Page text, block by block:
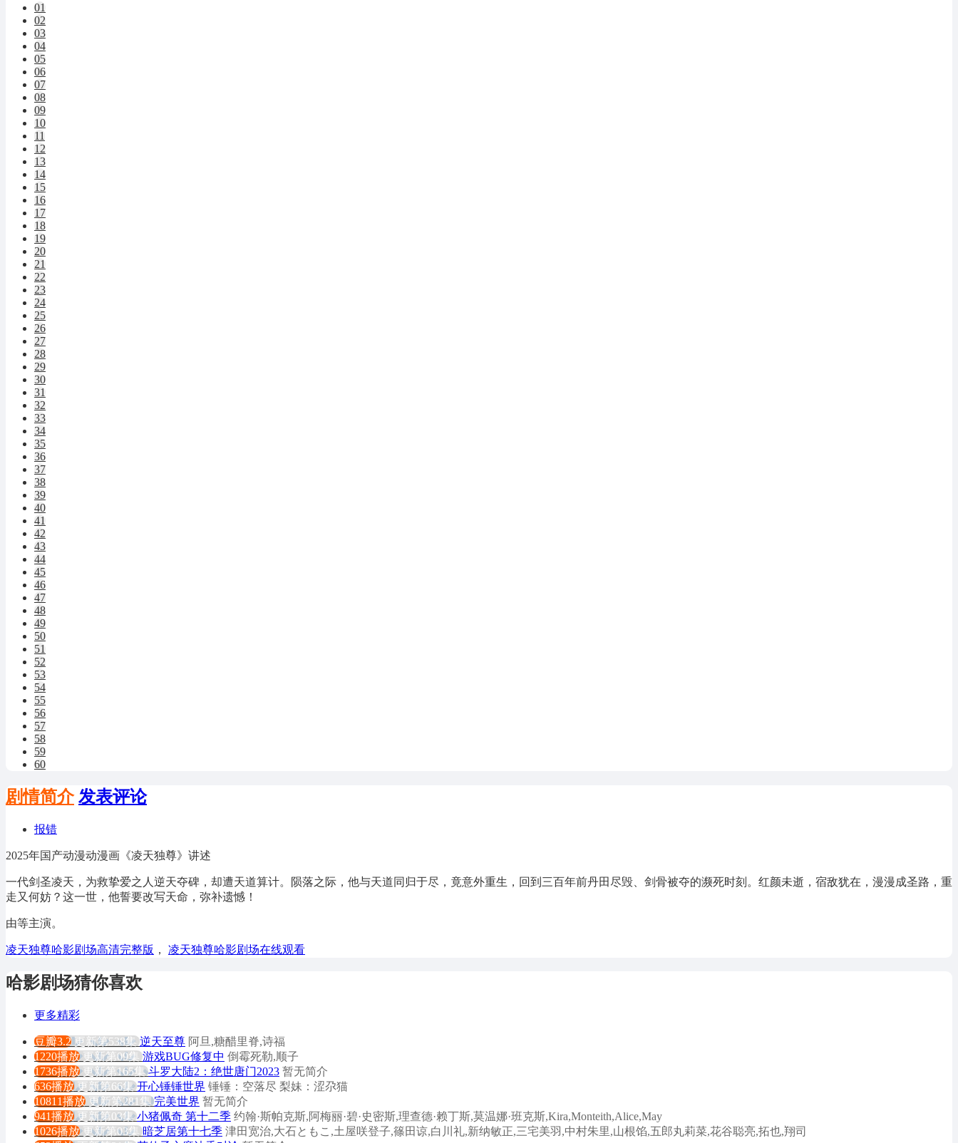
01
02
03
04
05
06
07
08
09
10
11
12
13
14
15
16
17
18
19
20
21
22
23
24
25
26
27
28
29
30
31
32
33
34
35
36
37
38
39
40
41
42
43
44
45
46
47
48
49
50
51
52
53
54
55
56
57
58
59
60
剧情简介 发表评论
报错
2025年国产动漫动漫画《凌天独尊》讲述
一代剑圣凌天，为救挚爱之人逆天夺碑，却遭天道算计。陨落之际，他与天道同归于尽，竟意外重生，回到三百年前丹田尽毁、剑骨被夺的濒死时刻。红颜未逝，宿敌犹在，漫漫成圣路，重
走又何妨？这一世，他誓要改写天命，弥补遗憾！
由等主演。
凌天独尊哈影剧场高清完整版 ， 凌天独尊哈影剧场在线观看
哈影剧场猜你喜欢
更多精彩
豆瓣3.2 更新第538集 逆天至尊 阿旦,糖醋里脊,诗福
1220播放 更新第09集 游戏BUG修复中 倒霉死勒,顺子
1736播放 更新第165集 斗罗大陆2：绝世唐门2023 暂无简介
636播放 更新第66集 开心锤锤世界 锤锤：空落尽 梨妹：涩尕猫
10811播放 更新第281集 完美世界 暂无简介
941播放 更新第03集 小猪佩奇 第十二季 约翰·斯帕克斯,阿梅丽·碧·史密斯,理查德·赖丁斯,莫温娜·班克斯,Kira,Monteith,Alice,May
1026播放 更新第03集 暗芝居第十七季 津田宽治,大石ともこ,土屋咲登子,篠田谅,白川礼,新纳敏正,三宅美羽,中村朱里,山根馅,五郎丸莉菜,花谷聪亮,拓也,翔司